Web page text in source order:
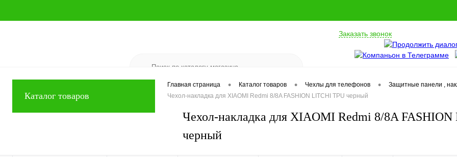
Заказать звонок
Каталог товаров
Главная страница • Каталог товаров • Чехлы для телефонов •
Защитные панели ,
Чехол-накладка для XIAOMI Redmi 8/8A FASHION LITCHI TPU черный
Чехол-накладка для XIAOMI Redmi 8/8A
черный